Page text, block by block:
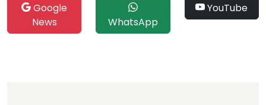
Google
News
WhatsApp
YouTube